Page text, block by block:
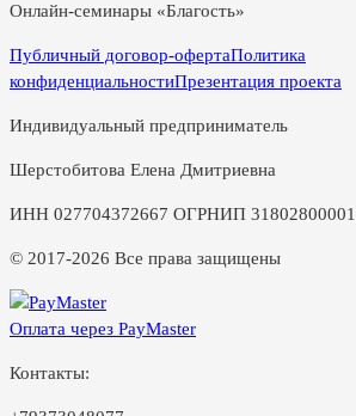
Онлайн-семинары «Благость»
Публичный договор-офертаПолитика
конфиденциальностиПрезентация проекта
Индивидуальный предприниматель
Шерстобитова Елена Дмитриевна
ИНН 027704372667 ОГРНИП
© 2017-2026 Все права защищены
Оплата через PayMaster
Контакты: